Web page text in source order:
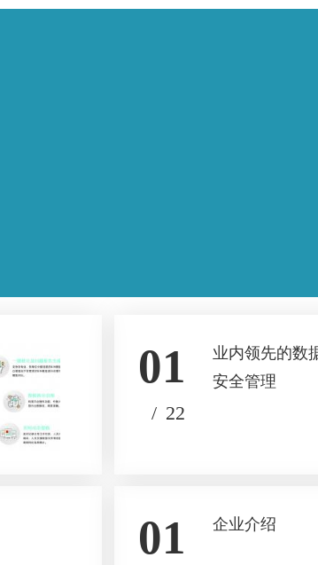
01
/ 22
业内领先的数
安全管理
01 企业介绍